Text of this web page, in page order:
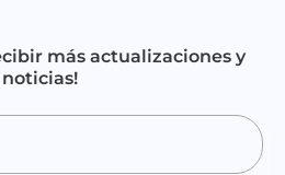
más actualizaciones y
noticias!